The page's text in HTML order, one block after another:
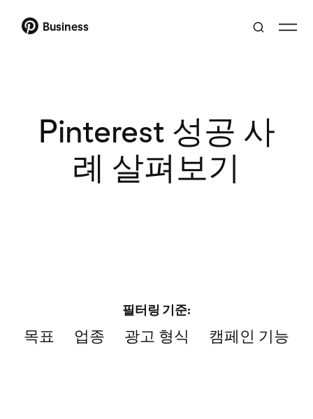
Business
Pinterest 성공 사
례 살펴보기
필터링 기준:
목표 업종 광고 형식 캠페인 기능